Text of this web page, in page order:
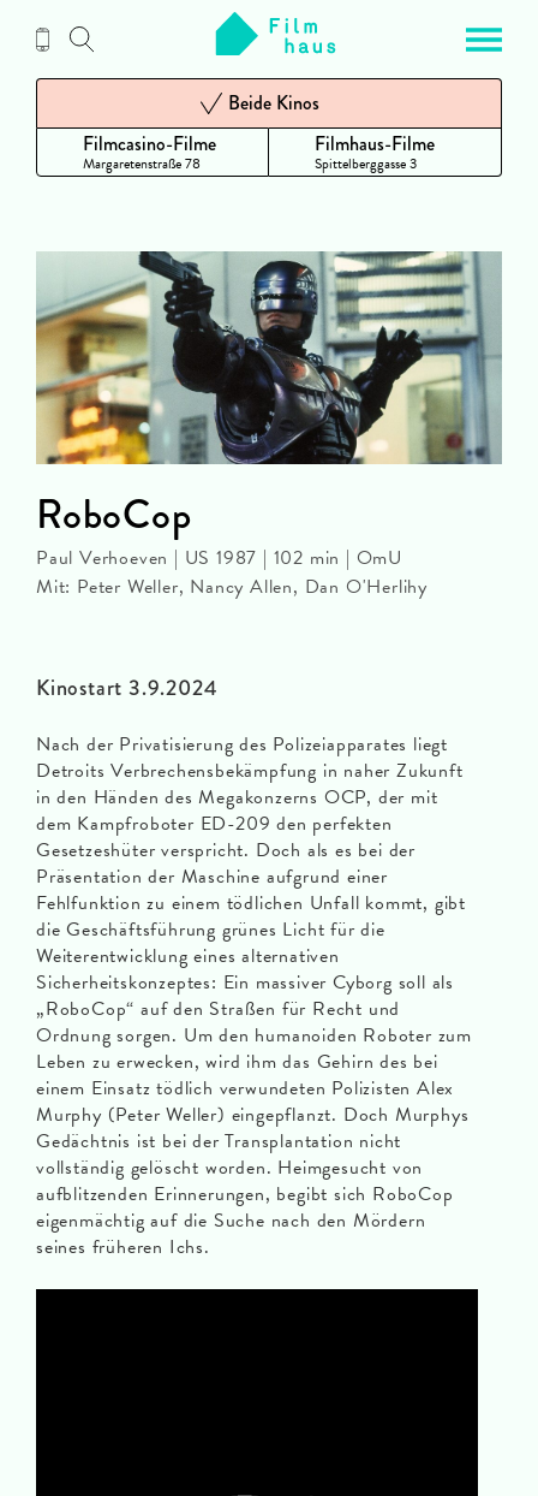
Inhalt
Filmcasino-Filme
Margaretenstraße 78
Beide Kinos
Filmhaus-Filme
Spittelberggasse 3
Kinostart 3.9.2024
Nach der Privatisierung des Polizeiapparates liegt
Detroits Verbrechensbekämpfung in naher Zukunft
in den Händen des Megakonzerns OCP, der mit
dem Kampfroboter ED-209 den perfekten
Gesetzeshüter verspricht. Doch als es bei der
Präsentation der Maschine aufgrund einer
Fehlfunktion zu einem tödlichen Unfall kommt, gibt
die Geschäftsführung grünes Licht für die
Weiterentwicklung eines alternativen
Sicherheitskonzeptes: Ein massiver Cyborg soll als
„RoboCop“ auf den Straßen für Recht und
Ordnung sorgen. Um den humanoiden Roboter zum
Leben zu erwecken, wird ihm das Gehirn des bei
einem Einsatz tödlich verwundeten Polizisten Alex
Murphy (Peter Weller) eingepflanzt. Doch Murphys
Gedächtnis ist bei der Transplantation nicht
vollständig gelöscht worden. Heimgesucht von
aufblitzenden Erinnerungen, begibt sich RoboCop
eigenmächtig auf die Suche nach den Mördern
seines früheren Ichs.
RoboCop
Paul Verhoeven | US 1987 | 102 min | OmU
Mit: Peter Weller, Nancy Allen, Dan O'Herlihy